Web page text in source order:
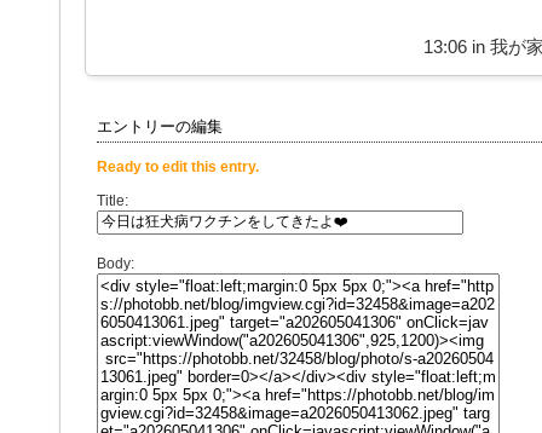
13:06 in 我が
エントリーの編集
Ready to edit this entry.
Title:
Body: